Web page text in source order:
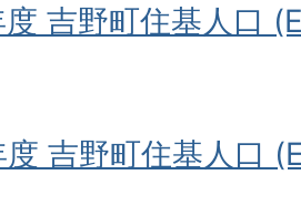
度 吉野町住基人口
度 吉野町住基人口